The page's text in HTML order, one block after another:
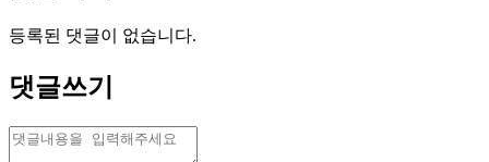
등록된 댓글이 없습니다.
댓글쓰기